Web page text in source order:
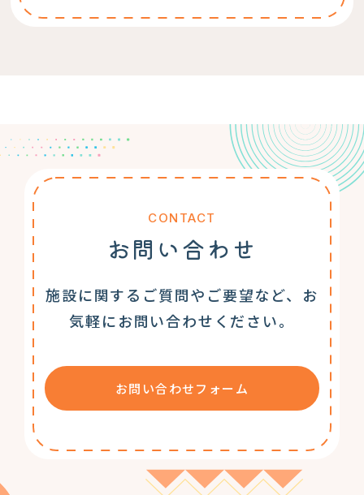
CONTACT
お問い合わせ
施設に関するご質問やご要望など、お
気軽にお問い合わせください。
お問い合わせフォーム